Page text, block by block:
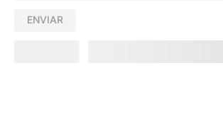
ENVIAR